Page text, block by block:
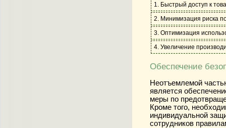
1. Быстрый доступ к
2. Минимизация риска
3. Оптимизация
4. Увеличение
Обеспечение
Неотъемлемой
является
меры по
Кроме того,
индивидуальной
сотрудников